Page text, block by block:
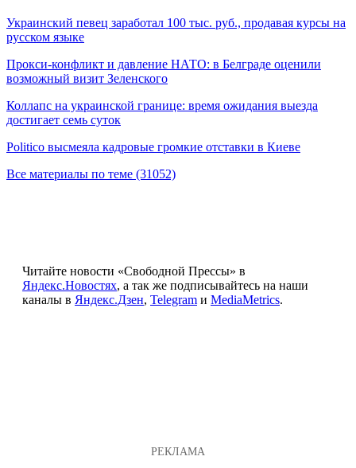
Украинский певец заработал 100 тыс. руб., продавая курсы на
русском языке
Прокси-конфликт и давление НАТО: в Белграде оценили
возможный визит Зеленского
Коллапс на украинской границе: время ожидания выезда
достигает семь суток
Politico высмеяла кадровые громкие отставки в Киеве
Все материалы по теме (31052)
Читайте новости «Свободной Прессы» в
Яндекс.Новостях, а так же подписывайтесь на наши
каналы в Яндекс.Дзен, Telegram и MediaMetrics.